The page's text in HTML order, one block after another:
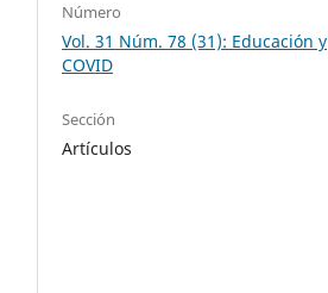
Número
Vol. 31 Núm. 78 (31): Educación y
COVID
Sección
Artículos